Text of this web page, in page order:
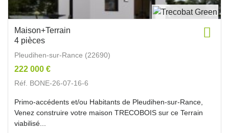
Maison+Terrain
4 pièces
Pleudihen-sur-Rance (22690)
222 000 €
Réf. BONE-26-07-16-6
Primo-accédents et/ou Habitants de Pleudihen-sur-Rance,
Venez construire votre maison TRECOBOIS sur ce Terrain
viabilisé...